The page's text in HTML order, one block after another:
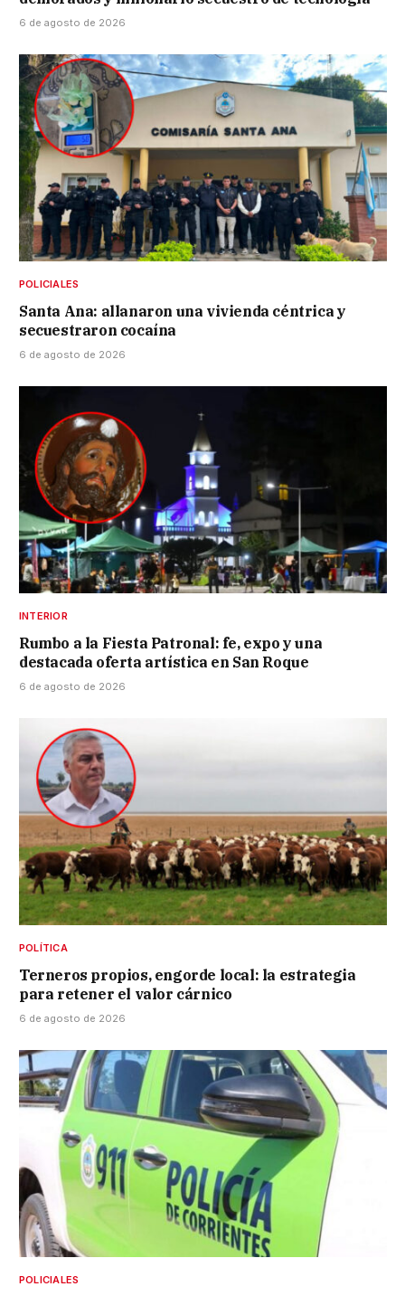
6 de agosto de 2026
POLICIALES
Santa Ana: allanaron una vivienda céntrica y
secuestraron cocaína
6 de agosto de 2026
INTERIOR
Rumbo a la Fiesta Patronal: fe, expo y una
destacada oferta artística en San Roque
6 de agosto de 2026
POLÍTICA
Terneros propios, engorde local: la estrategia
para retener el valor cárnico
6 de agosto de 2026
POLICIALES